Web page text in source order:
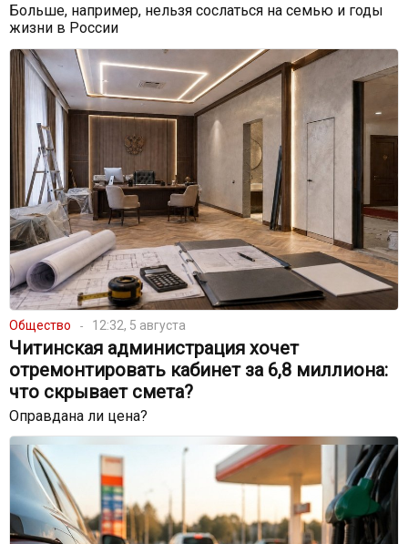
Больше, например, нельзя сослаться на семью и годы
жизни в России
Общество 12:32, 5 августа
Читинская администрация хочет
отремонтировать кабинет за 6,8 миллиона:
что скрывает смета?
Оправдана ли цена?